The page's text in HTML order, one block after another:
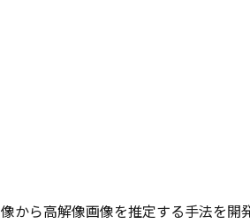
から高解像画像を推定する手法を開